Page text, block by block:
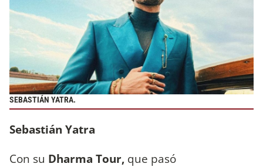
SEBASTIÁN YATRA.
Sebastián Yatra
Con su Dharma Tour, que pasó